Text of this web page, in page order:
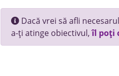
Dacă vrei să afli
a-ți atinge obiectivul,îl poți